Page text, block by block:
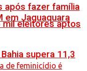
mil eleitores aptos
supera 11,3
após fazer família
em Jaguaquara